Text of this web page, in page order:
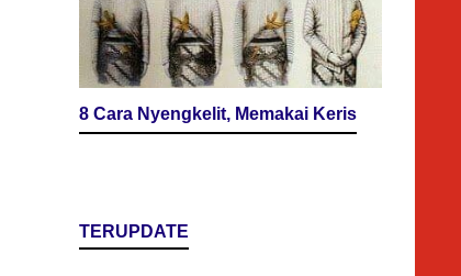
8 Cara Nyengkelit, Memakai Keris
TERUPDATE